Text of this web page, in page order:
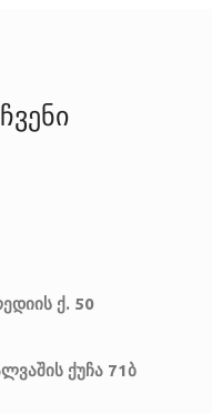
ქ. 50
ქუჩა 71ბ